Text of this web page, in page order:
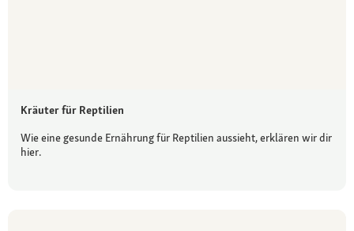
Kräuter für Reptilien
Wie eine gesunde Ernährung für Reptilien aussieht, erklären wir dir
hier.